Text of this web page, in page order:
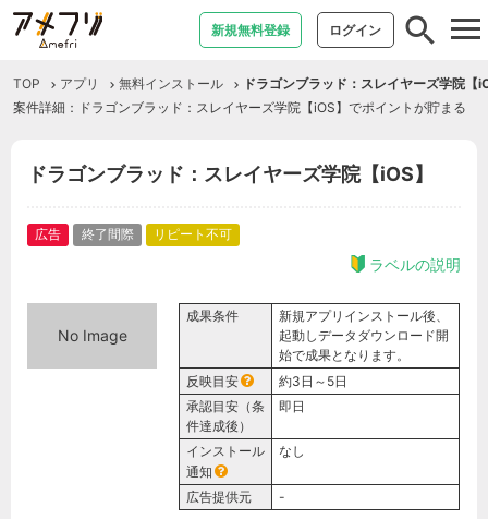
新規無料登録 ログイン
TOP アプリ 無料インストール
ドラゴンブラッド：スレイヤーズ学院【
案件詳細：ドラゴンブラッド：スレイヤーズ学院【iOS】でポイントが貯まる
ドラゴンブラッド：スレイヤーズ学院【iOS】
広告 終了間際 リピート不可
ラベルの説明
No Image
成果条件
新規アプリインストール後、
起動しデータダウンロード開
始で成果となります。
反映目安
約3日～5日
承認目安（条
件達成後）
即日
インストール
通知
なし
広告提供元
-